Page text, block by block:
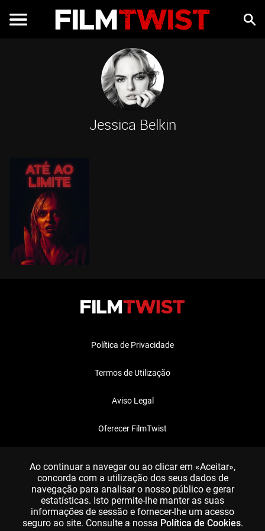
Jessica Belkin
Política de Privacidade
Termos de Utilização
Aviso Legal
Oferecer FilmTwist
Ao continuar a navegar ou ao clicar em «Aceitar»,
concorda com a utilização dos seus dados de
navegação para analisar o nosso público e gerar
estatísticas. Isto permite-lhe manter as suas
informações de sessão e fornecer-lhe um acesso
seguro ao site. Consulte a nossa Política de Cookies.